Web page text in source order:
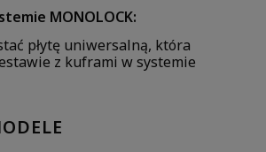
MONOLOCK:
płytę uniwersalną, która
z kuframi w systemie